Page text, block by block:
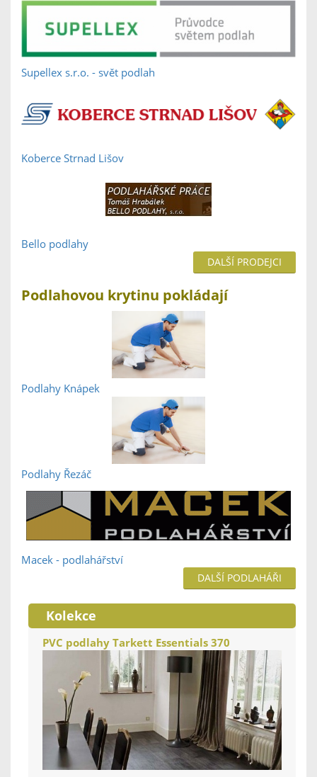
Supellex s.r.o. - svět podlah
Koberce Strnad Lišov
Bello podlahy
DALŠÍ PRODEJCI
Podlahovou krytinu pokládají
Podlahy Knápek
Podlahy Řezáč
Macek - podlahářství
DALŠÍ PODLAHÁŘI
Kolekce
PVC podlahy Tarkett Essentials 370